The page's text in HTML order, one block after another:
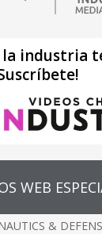
industria
WEB
&